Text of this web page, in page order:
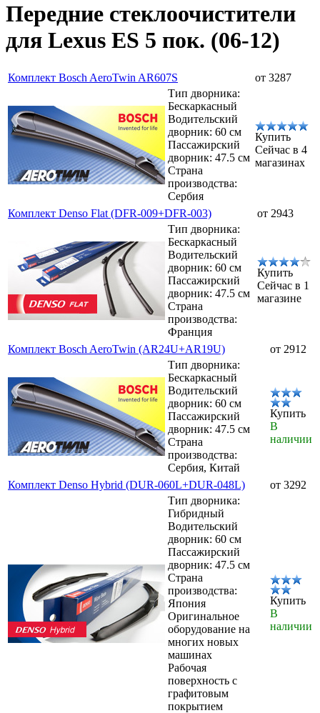
Передние стеклоочистители
для Lexus ES 5 пок. (06-12)
Комплект Bosch AeroTwin AR607S
от 3287
Тип дворника:
Бескаркасный
Водительский
дворник: 60 см
Пассажирский
дворник: 47.5 см
Страна
производства:
Сербия
Купить
Сейчас в 4
магазинах
Комплект Denso Flat (DFR-009+DFR-003)
от 2943
Тип дворника:
Бескаркасный
Водительский
дворник: 60 см
Пассажирский
дворник: 47.5 см
Страна
производства:
Франция
Купить
Сейчас в 1
магазине
Комплект Bosch AeroTwin (AR24U+AR19U)
от 2912
Тип дворника:
Бескаркасный
Водительский
дворник: 60 см
Пассажирский
дворник: 47.5 см
Страна
производства:
Сербия, Китай
Купить
В
наличии
Комплект Denso Hybrid (DUR-060L+DUR-048L)
от 3292
Тип дворника:
Гибридный
Водительский
дворник: 60 см
Пассажирский
дворник: 47.5 см
Страна
производства:
Япония
Оригинальное
оборудование на
многих новых
машинах
Рабочая
поверхность с
графитовым
покрытием
Купить
В
наличии